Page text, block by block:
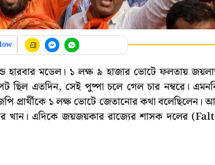
হারবার মডেল। ১ লক্ষ ৯ হাজার ভোটে ফলতায়
ছিল এতদিন, সেই পুষ্পা চলে গেল চার নম্বরে।
প্রার্থীকে ১ লক্ষ ভোটে জেতানোর কথা বলেছিলেন।
খান। এদিকে জয়জয়কার রাজ্যের শাসক দলের